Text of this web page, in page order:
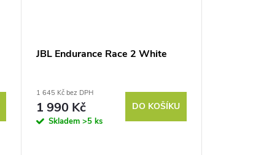
JBL Endurance Race 2 White
1 645 Kč bez DPH
1 990 Kč
Skladem >5 ks
DO KOŠÍKU